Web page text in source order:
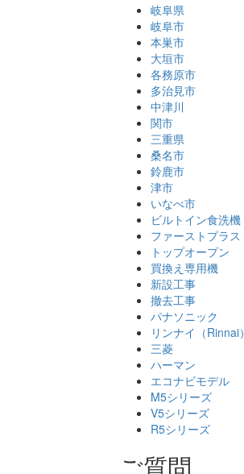
岐阜県
岐阜市
本巣市
大垣市
各務原市
多治見市
中津川
関市
三重県
桑名市
鈴鹿市
津市
いなべ市
ビルトイン食洗機
ファーストプラス
トップオープン
買換え専用機
新設工事
撤去工事
パナソニック
リンナイ（Rinnai）
三菱
ハーマン
エコナビモデル
M5シリーズ
V5シリーズ
R5シリーズ
ご質問